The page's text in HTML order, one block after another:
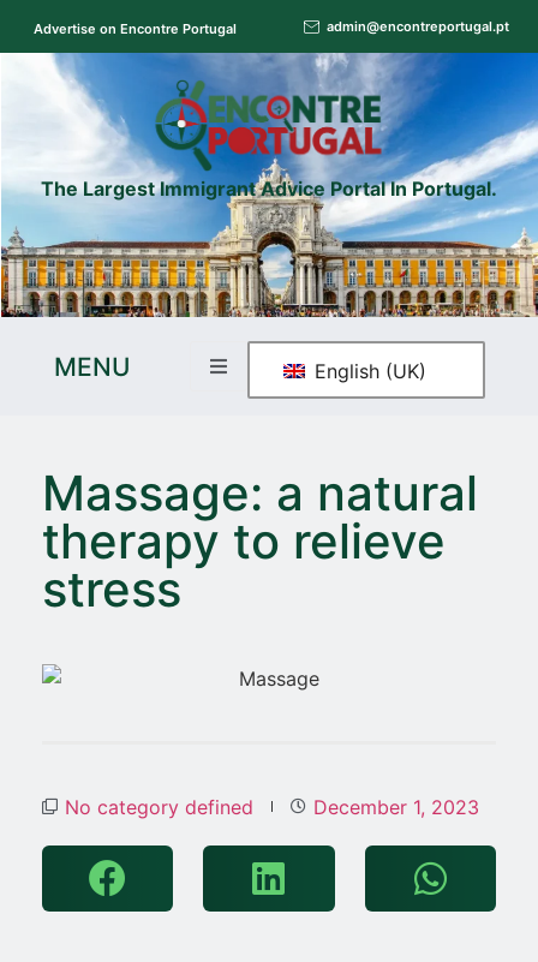
Advertise on Encontre Portugal admin@encontreportugal.pt
The Largest Immigrant Advice Portal In Portugal.
MENU English (UK)
Massage: a natural
therapy to relieve
stress
No category defined December 1, 2023